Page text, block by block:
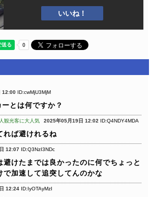
いいね！
12:00 ID:cwMjU3MjM
とは何ですか？
観光客に大人気 2025年05月19日 12:02 ID:Q4NDY4MDA
れば避けれるね
12:07 ID:Q3NzI3NDc
避けたまでは良かったのに何でちょっと
で加速して追突してんのかな
12:24 ID:IyOTAyMzI